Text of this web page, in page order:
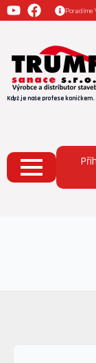
Poradíme
Když je naše profese koníčkem.